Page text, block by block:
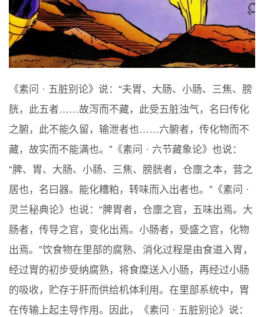
《素问 · 五脏别论》说：“夫胃、大肠、小肠、三焦、膀
胱，此五者……故泻而不藏，此受五脏浊气，名曰传化
之腑，此不能久留，输泄者也……六腑者，传化物而不
藏，故实而不能满也。”《素问 · 六节藏象论》也说：
“脾、胃、大肠、小肠、三焦、膀胱者，仓廪之本，营之
居也，名曰器。能化糟粕，转味而入出者也。”《素问 ·
灵兰秘典论》也说：“脾胃者，仓廪之官，五味出焉。大
肠者，传导之官，变化出焉。小肠者，受盛之官，化物
出焉。”饮食物在里部的腐熟、消化过程是由食道入胃，
经过胃的初步受纳腐熟，将食糜送入小肠，再经过小肠
的吸收，贮存于肝而供给机体利用。在里部系统中，胃
在传输上起主导作用。因此，《素问 · 五脏别论》说：